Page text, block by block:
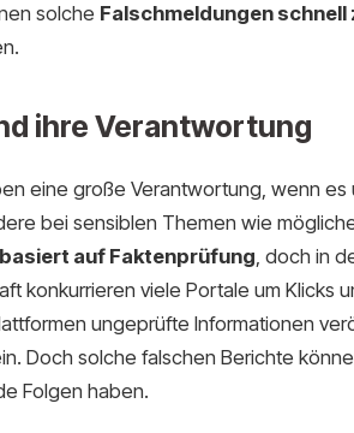
solche Falschmeldungen schnell
ihre Verantwortung
eine große Verantwortung, wenn es
bei sensiblen Themen wie
auf Faktenprüfung , doch in
konkurrieren viele Portale um Klicks
ungeprüfte Informationen
Doch solche falschen Berichte
Folgen haben.